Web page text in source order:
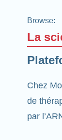
Browse:
La
Chez
de
par